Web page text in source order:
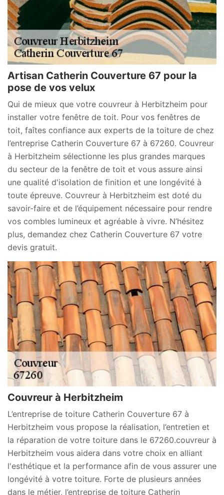
Artisan Catherin Couverture 67 pour la
pose de vos velux
Qui de mieux que votre couvreur à Herbitzheim pour
installer votre fenêtre de toit. Pour vos fenêtres de
toit, faîtes confiance aux experts de la toiture de chez
l’entreprise Catherin Couverture 67 à 67260. Couvreur
à Herbitzheim sélectionne les plus grandes marques
du secteur de la fenêtre de toit et vous assure ainsi
une qualité d'isolation de finition et une longévité à
toute épreuve. Couvreur à Herbitzheim est doté du
savoir-faire et de l’équipement nécessaire pour rendre
vos combles lumineux et agréable à vivre. N’hésitez
plus, demandez chez Catherin Couverture 67 votre
devis gratuit.
Couvreur à Herbitzheim
L’entreprise de toiture Catherin Couverture 67 à
Herbitzheim vous propose la réalisation, l’entretien et
la réparation de votre toiture dans le 67260.couvreur à
Herbitzheim vous aidera dans votre choix en alliant
l'esthétique et la performance afin de vous assurer une
longévité à votre toiture. Forte de plusieurs années
dans le métier, l’entreprise de toiture Catherin